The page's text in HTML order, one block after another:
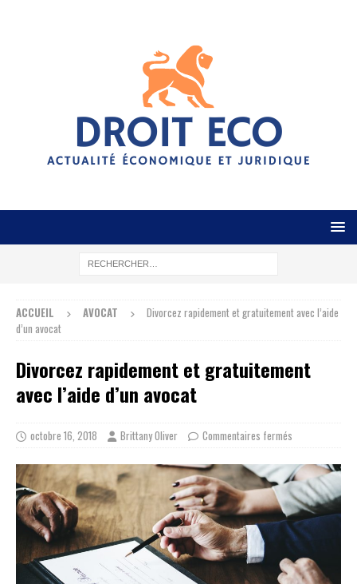
ACCUEIL AVOCAT
Divorcez rapidement et gratuitement avec l’aide
d’un avocat
Divorcez rapidement et gratuitement
avec l’aide d’un avocat
octobre 16, 2018 Brittany Oliver Commentaires fermés